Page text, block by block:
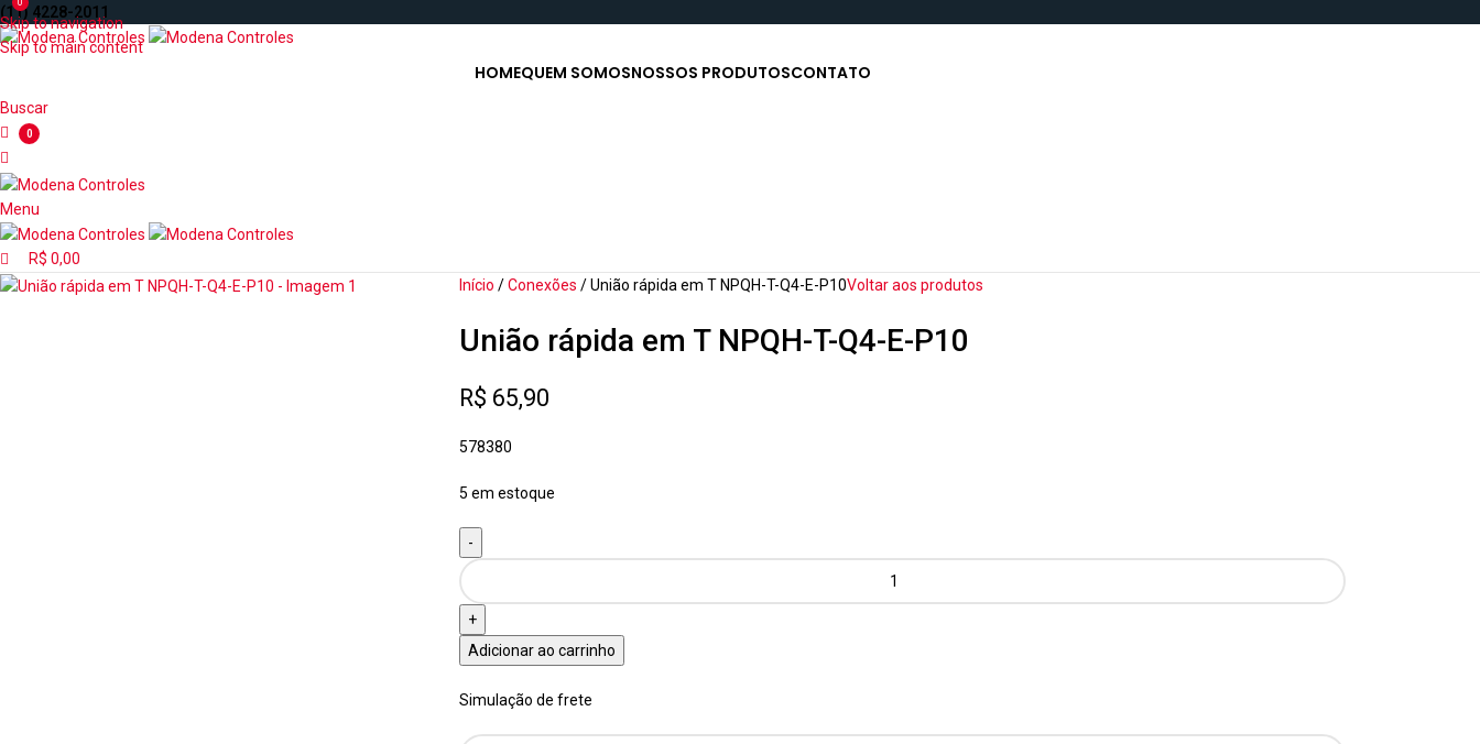
Skip to navigation
Skip to main content
(11) 4228-2011
HOMEQUEM SOMOSNOSSOS PRODUTOSCONTATO
Buscar
0
Menu
0
R$ 0,00
Início Conexões União rápida em T NPQH-T-Q4-E-P10Voltar aos produtos
União rápida em T NPQH-T-Q4-E-P10
R$ 65,90
578380
5 em estoque
Adicionar ao carrinho
Simulação de frete